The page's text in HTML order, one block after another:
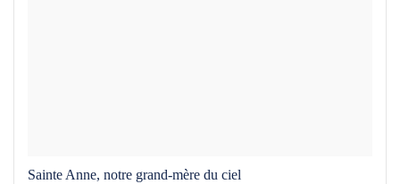
Sainte Anne, notre grand-mère du ciel